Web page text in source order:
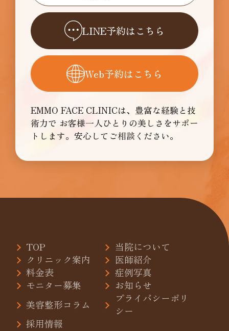
LINE予約はこちら
Web予約はこちら
EMMO FACE CLINICは、豊富な経験と技
術力で お客様一人ひとりの美しさをサポー
トします。安心してご相談ください。
TOP
当院について
クリニック案内
医師紹介
料金表
症例写真
モニター募集
お知らせ
美容整形コラム
プライバシーポリ
シー
採用情報